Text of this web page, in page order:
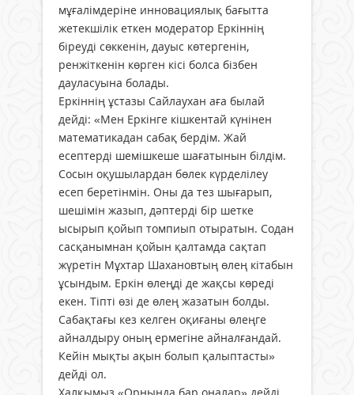
мұғалімдеріне инновациялық бағытта
жетекшілік еткен модератор Еркіннің
біреуді сөккенін, дауыс көтергенін,
ренжіткенін көрген кісі болса бізбен
дауласуына болады.
Еркіннің ұстазы Сайлаухан аға былай
дейді: «Мен Еркінге кішкентай күнінен
математикадан сабақ бердім. Жай
есептерді шемішкеше шағатынын білдім.
Сосын оқушылардан бөлек күрделілеу
есеп беретінмін. Оны да тез шығарып,
шешімін жазып, дәптерді бір шетке
ысырып қойып томпиып отыратын. Содан
сасқанымнан қойын қалтамда сақтап
жүретін Мұхтар Шахановтың өлең кітабын
ұсындым. Еркін өлеңді де жақсы көреді
екен. Тіпті өзі де өлең жазатын болды.
Сабақтағы кез келген оқиғаны өлеңге
айналдыру оның ермегіне айналғандай.
Кейін мықты ақын болып қалыптасты»
дейді ол.
Халқымыз «Орнында бар оңалар» дейді.